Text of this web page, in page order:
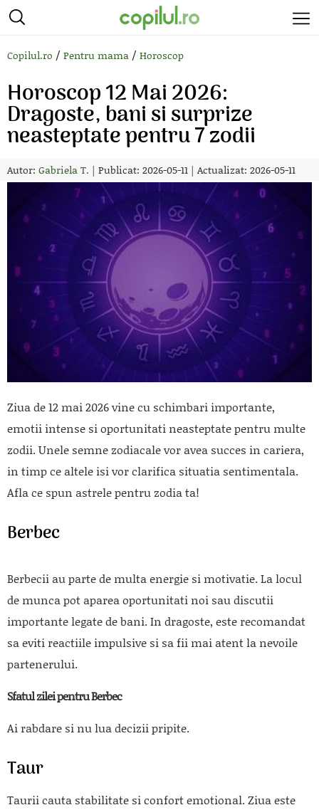
Copilul.ro / Pentru mama / Horoscop
Horoscop 12 Mai 2026:
Dragoste, bani si surprize
neasteptate pentru 7 zodii
Autor: Gabriela T. | Publicat: 2026-05-11 | Actualizat: 2026-05-11
Ziua de 12 mai 2026 vine cu schimbari importante,
emotii intense si oportunitati neasteptate pentru multe
zodii. Unele semne zodiacale vor avea succes in cariera,
in timp ce altele isi vor clarifica situatia sentimentala.
Afla ce spun astrele pentru zodia ta!
Berbec
Berbecii au parte de multa energie si motivatie. La locul
de munca pot aparea oportunitati noi sau discutii
importante legate de bani. In dragoste, este recomandat
sa eviti reactiile impulsive si sa fii mai atent la nevoile
partenerului.
Sfatul zilei pentru Berbec
Ai rabdare si nu lua decizii pripite.
Taur
Taurii cauta stabilitate si confort emotional. Ziua este